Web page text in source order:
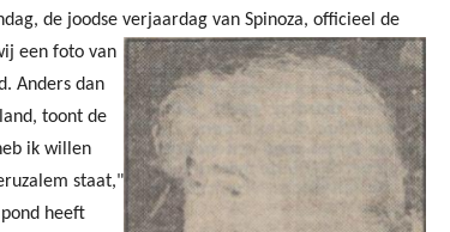
de joodse verjaardag van Spinoza, officieel de
een foto van
Anders dan
toont de
ik willen
staat,"
heeft